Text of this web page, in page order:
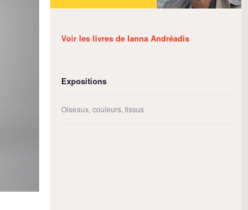
Voir les livres de Ianna Andréadis
Expositions
Oiseaux, couleurs, tissus